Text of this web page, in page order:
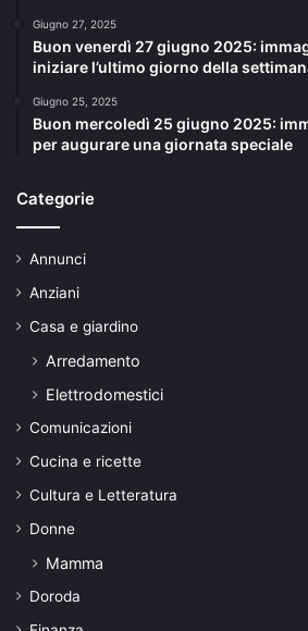
Giugno 27, 2025
Buon venerdì 27 giugno 2025:
iniziare l’ultimo giorno della
Giugno 25, 2025
Buon mercoledì 25 giugno 2025:
per augurare una giornata speciale
Categorie
Annunci
Anziani
Casa e giardino
Arredamento
Elettrodomestici
Comunicazioni
Cucina e ricette
Cultura e Letteratura
Donne
Mamma
Doroda